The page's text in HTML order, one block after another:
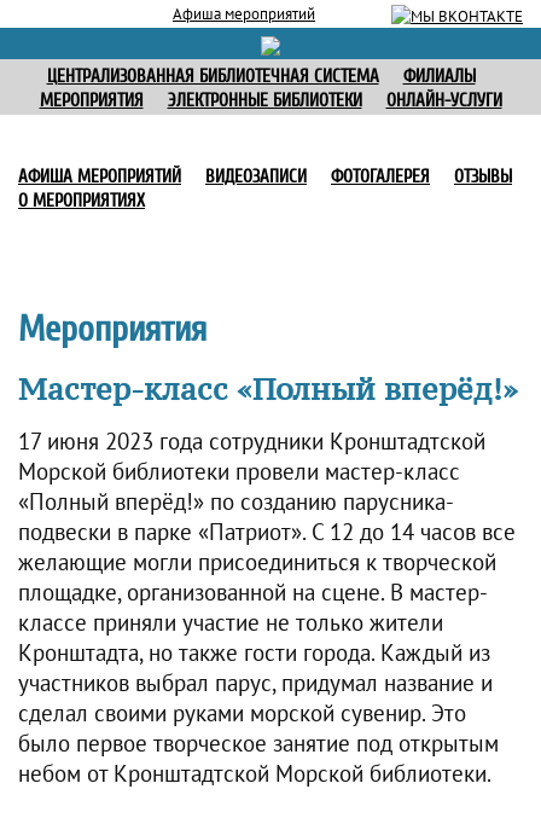
Афиша мероприятий
ЦЕНТРАЛИЗОВАННАЯ БИБЛИОТЕЧНАЯ СИСТЕМА
ФИЛИАЛЫ
МЕРОПРИЯТИЯ
ЭЛЕКТРОННЫЕ БИБЛИОТЕКИ ОНЛАЙН-УСЛУГИ
АФИША МЕРОПРИЯТИЙ ВИДЕОЗАПИСИ ФОТОГАЛЕРЕЯ
ОТЗЫВЫ
О МЕРОПРИЯТИЯХ
Мероприятия
Мастер-класс «Полный вперёд!»
17 июня 2023 года сотрудники Кронштадтской
Морской библиотеки провели мастер-класс
«Полный вперёд!» по созданию парусника-
подвески в парке «Патриот». С 12 до 14 часов все
желающие могли присоединиться к творческой
площадке, организованной на сцене. В мастер-
классе приняли участие не только жители
Кронштадта, но также гости города. Каждый из
участников выбрал парус, придумал название и
сделал своими руками морской сувенир. Это
было первое творческое занятие под открытым
небом от Кронштадтской Морской библиотеки.